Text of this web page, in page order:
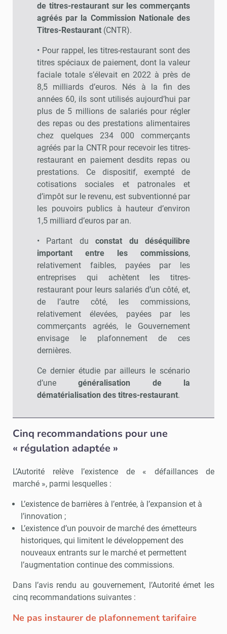
de titres-restaurant sur les commerçants
agréés par la Commission Nationale des
Titres-Restaurant (CNTR).
• Pour rappel, les titres-restaurant sont des
titres spéciaux de paiement, dont la valeur
faciale totale s’élevait en 2022 à près de
8,5 milliards d’euros. Nés à la fin des
années 60, ils sont utilisés aujourd’hui par
plus de 5 millions de salariés pour régler
des repas ou des prestations alimentaires
chez quelques 234 000 commerçants
agréés par la CNTR pour recevoir les titres-
restaurant en paiement desdits repas ou
prestations. Ce dispositif, exempté de
cotisations sociales et patronales et
d’impôt sur le revenu, est subventionné par
les pouvoirs publics à hauteur d’environ
1,5 milliard d’euros par an.
• Partant duconstat du déséquilibre
important entre les commissions,
relativement faibles, payées par les
entreprises qui achètent les titres-
restaurant pour leurs salariés d’un côté, et,
de l’autre côté, les commissions,
relativement élevées, payées par les
commerçants agréés, le Gouvernement
envisage le plafonnement de ces
dernières.
Ce dernier étudie par ailleurs le scénario
d’unegénéralisation de la
dématérialisation des titres-restaurant.
Cinq recommandations pour une
« régulation adaptée »
L’Autorité relève l’existence de « défaillances de
marché », parmi lesquelles :
L’existence de barrières à l’entrée, à l’expansion et à
l’innovation ;
L’existence d’un pouvoir de marché des émetteurs
historiques, qui limitent le développement des
nouveaux entrants sur le marché et permettent
l’augmentation continue des commissions.
Dans l’avis rendu au gouvernement, l’Autorité émet les
cinq recommandations suivantes :
Ne pas instaurer de plafonnement tarifaire